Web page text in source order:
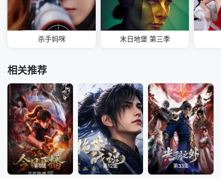
杀手妈咪 末日地堡 第三季
相关推荐
第6集 第12集 第33集